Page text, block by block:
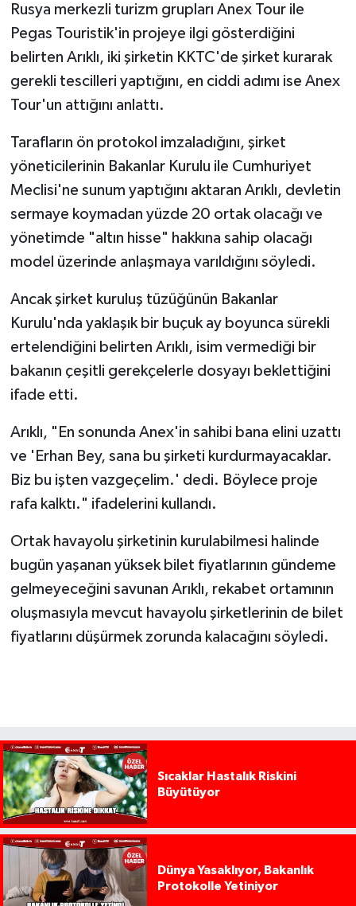
Rusya merkezli turizm grupları Anex Tour ile
Pegas Touristik'in projeye ilgi gösterdiğini
belirten Arıklı, iki şirketin KKTC'de şirket kurarak
gerekli tescilleri yaptığını, en ciddi adımı ise Anex
Tour'un attığını anlattı.
Tarafların ön protokol imzaladığını, şirket
yöneticilerinin Bakanlar Kurulu ile Cumhuriyet
Meclisi'ne sunum yaptığını aktaran Arıklı, devletin
sermaye koymadan yüzde 20 ortak olacağı ve
yönetimde "altın hisse" hakkına sahip olacağı
model üzerinde anlaşmaya varıldığını söyledi.
Ancak şirket kuruluş tüzüğünün Bakanlar
Kurulu'nda yaklaşık bir buçuk ay boyunca sürekli
ertelendiğini belirten Arıklı, isim vermediği bir
bakanın çeşitli gerekçelerle dosyayı beklettiğini
ifade etti.
Arıklı, "En sonunda Anex'in sahibi bana elini uzattı
ve 'Erhan Bey, sana bu şirketi kurdurmayacaklar.
Biz bu işten vazgeçelim.' dedi. Böylece proje
rafa kalktı." ifadelerini kullandı.
Ortak havayolu şirketinin kurulabilmesi halinde
bugün yaşanan yüksek bilet fiyatlarının gündeme
gelmeyeceğini savunan Arıklı, rekabet ortamının
oluşmasıyla mevcut havayolu şirketlerinin de bilet
fiyatlarını düşürmek zorunda kalacağını söyledi.
Sıcaklar Hastalık Riskini
Büyütüyor
Dünya Yasaklıyor, Bakanlık
Protokolle Yetiniyor